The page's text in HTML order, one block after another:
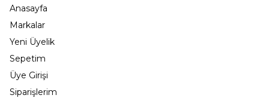
Anasayfa
Markalar
Yeni Üyelik
Sepetim
Üye Girişi
Siparişlerim